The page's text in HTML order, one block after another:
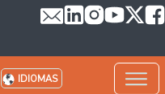
IDIOMAS